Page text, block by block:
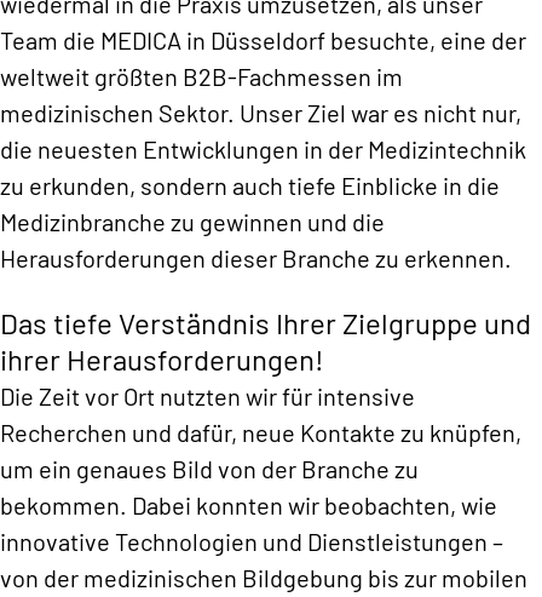
Team die MEDICA in Düsseldorf besuchte, eine der
weltweit größten B2B-Fachmessen im
medizinischen Sektor. Unser Ziel war es nicht nur,
die neuesten Entwicklungen in der Medizintechnik
zu erkunden, sondern auch tiefe Einblicke in die
Medizinbranche zu gewinnen und die
Herausforderungen dieser Branche zu erkennen.
Das tiefe Verständnis Ihrer Zielgruppe und
ihrer Herausforderungen!
Die Zeit vor Ort nutzten wir für intensive
Recherchen und dafür, neue Kontakte zu knüpfen,
um ein genaues Bild von der Branche zu
bekommen. Dabei konnten wir beobachten, wie
innovative Technologien und Dienstleistungen –
von der medizinischen Bildgebung bis zur mobilen